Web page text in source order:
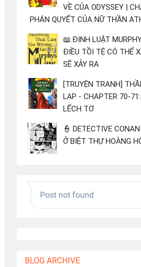
VỀ CỦA ODYSSEY |
PHÁN QUYẾT CỦA NỮ THẦN
📖.ĐỊNH LUẬT
ĐIỀU TỒI TỆ CÓ THỂ
SẼ XẢY RA
[TRUYỆN TRANH]
LẠP - CHAPTER 70-
LẾCH TƠ
👮 DETECTIVE
Ở BIỆT THỰ HOÀNG
BLOG ARCHIVE